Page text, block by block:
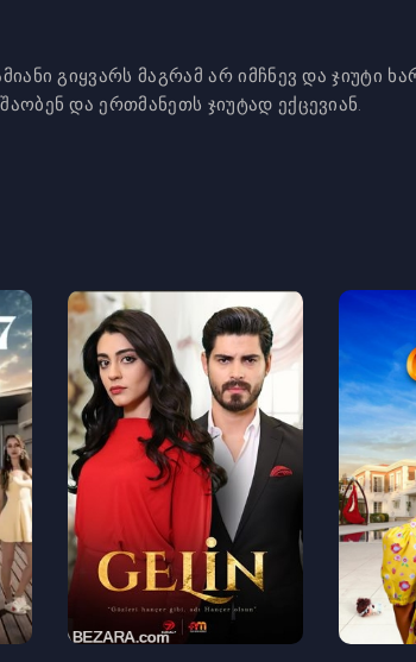
გიყვარს მაგრამ არ იმჩნევ და ჯიუტი
და ერთმანეთს ჯიუტად ექცევიან.